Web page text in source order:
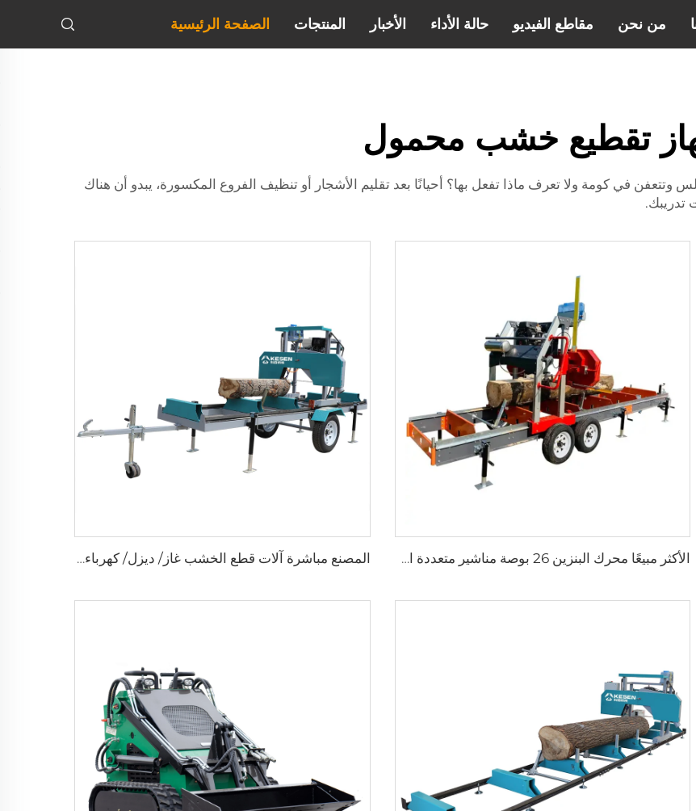
الصفحة الرئيسية المنتجات الأخبار حالة الأداء مقاطع الفيديو من نحن
تقطيع خشب محمول
في كومة ولا تعرف ماذا تفعل بها؟ أحيانًا بعد تقليم الأشجار أو تنظيف الفروع المكسورة، يبدو أن هناك
الأكثر مبيعًا محرك البنزين 26 بوصة مناشير متعددة الألواح للخشب آلة غابات محمولة لتجزئة منشار شريط آلات المنشار المصنع مباشرة آلات قطع الخشب غاز/ ديزل/ كهرباء محمولة عجلات مقطورة منشار حقل أفقية آلة منشار شريط